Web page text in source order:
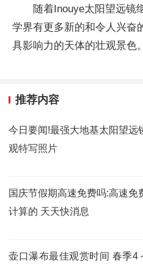
随着Inouye太阳望远镜
学界有更多新的和令人兴奋
具影响力的天体的壮观景色。
推荐内容
今日要闻!最强大地基太阳望远
观特写照片
国庆节假期高速免费吗:高速免
计算的 天天快消息
壶口瀑布最佳观赏时间 春季4